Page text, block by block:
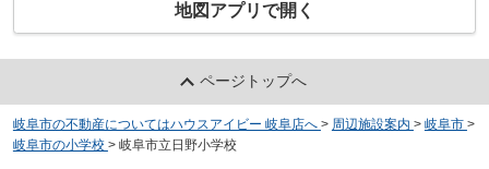
地図アプリで開く
ページトップへ
岐阜市の不動産についてはハウスアイビー 岐阜店へ > 周辺施設案内 > 岐阜市 >
岐阜市の小学校 > 岐阜市立日野小学校